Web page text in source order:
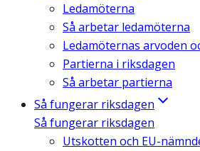
Ledamöterna
Så arbetar ledamöterna
Ledamöternas arvoden
Partierna i riksdagen
Så arbetar partierna
Så fungerar riksdagen
Så fungerar riksdagen
Utskotten och EU-